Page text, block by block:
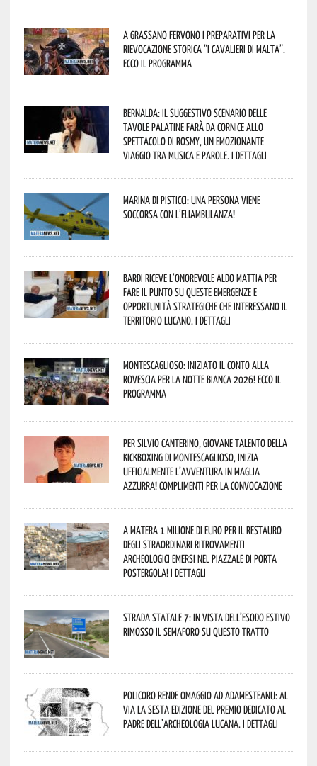
A Grassano fervono i preparativi per la
Rievocazione Storica “I CAVALIERI DI MALTA”.
Ecco il programma
Bernalda: il suggestivo scenario delle
Tavole Palatine farà da cornice allo
spettacolo di Rosmy, un emozionante
viaggio tra musica e parole. I dettagli
Marina di Pisticci: una persona viene
soccorsa con l’eliambulanza!
Bardi riceve l’onorevole Aldo Mattia per
fare il punto su queste emergenze e
opportunità strategiche che interessano il
territorio lucano. I dettagli
Montescaglioso: iniziato il conto alla
rovescia per la Notte Bianca 2026! Ecco il
programma
Per Silvio Canterino, giovane talento della
kickboxing di Montescaglioso, inizia
ufficialmente l’avventura in maglia
azzurra! Complimenti per la convocazione
A Matera 1 milione di euro per il restauro
degli straordinari ritrovamenti
archeologici emersi nel piazzale di Porta
Postergola! I dettagli
Strada statale 7: in vista dell’esodo estivo
rimosso il semaforo su questo tratto
Policoro rende omaggio ad Adamesteanu: al
via la sesta edizione del Premio dedicato al
padre dell’archeologia lucana. I dettagli